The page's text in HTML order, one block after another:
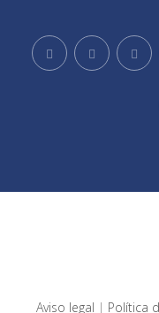
Aviso legal | Política